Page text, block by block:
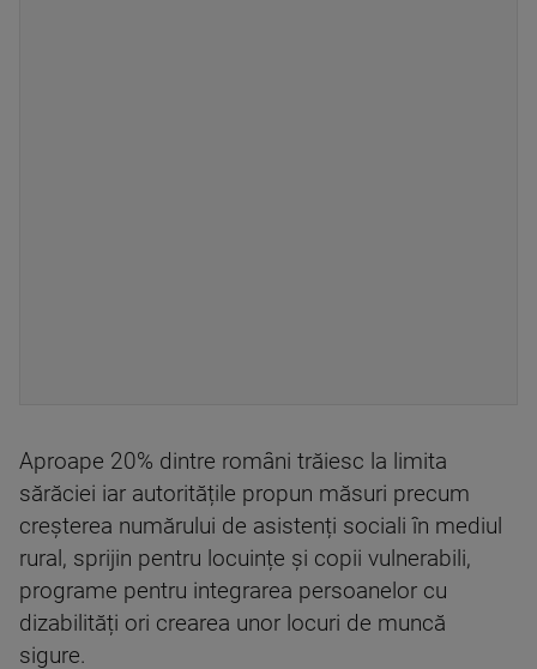
Aproape 20% dintre români trăiesc la limita
sărăciei iar autoritățile propun măsuri precum
creșterea numărului de asistenți sociali în mediul
rural, sprijin pentru locuințe și copii vulnerabili,
programe pentru integrarea persoanelor cu
dizabilități ori crearea unor locuri de muncă
sigure.